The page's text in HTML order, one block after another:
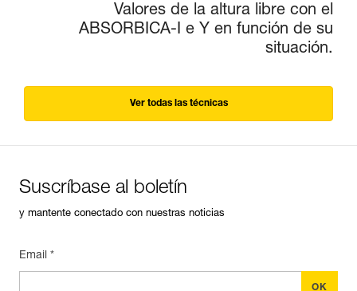
Valores de la altura libre con el
ABSORBICA-I e Y en función de su
situación.
Ver todas las técnicas
Suscríbase al boletín
y mantente conectado con nuestras noticias
Email *